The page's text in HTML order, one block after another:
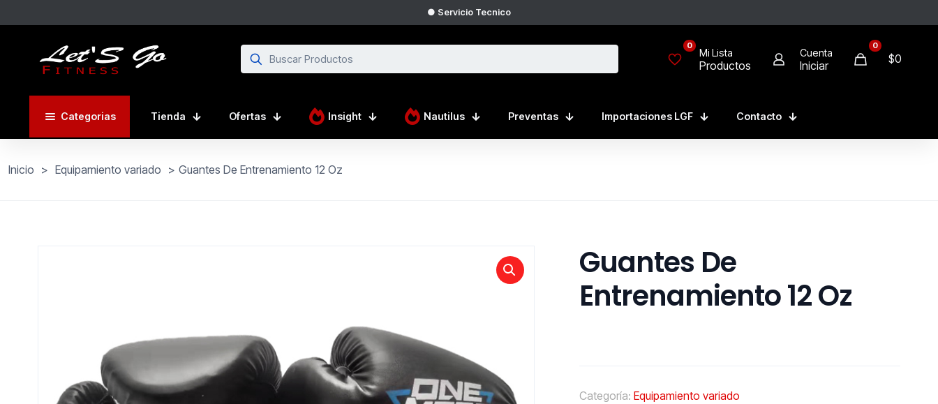
● Servicio Tecnico
0
Mi Lista
Productos
Cuenta
Iniciar
0
$0
Categorias Tienda Ofertas Insight Nautilus Preventas Importaciones LGF Contacto
Inicio > Equipamiento variado > Guantes De Entrenamiento 12 Oz
Guantes De
Entrenamiento 12 Oz
Categoría: Equipamiento variado